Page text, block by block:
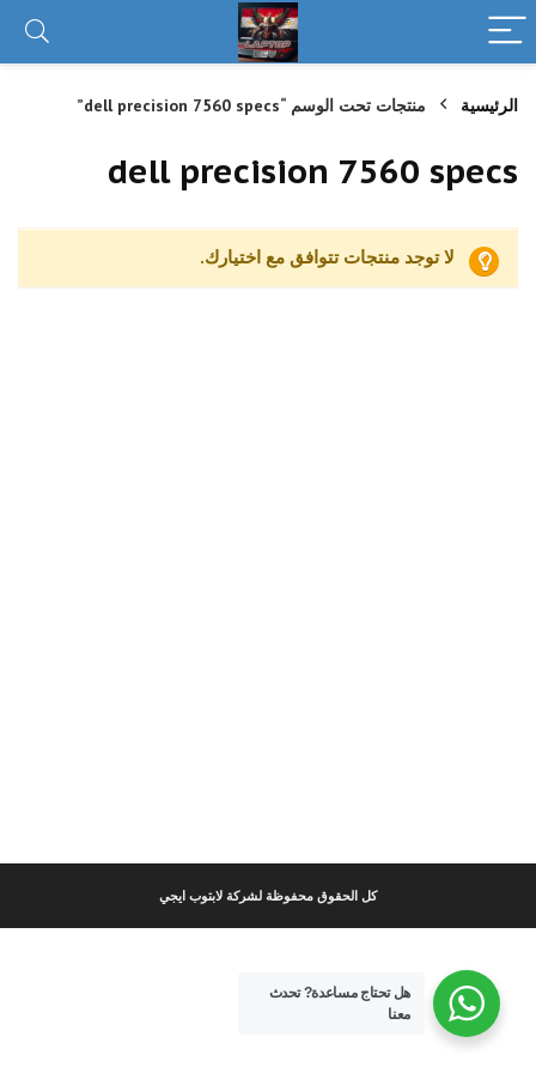
الرئيسية منتجات تحت الوسم “dell precision 7560 specs”
dell precision 7560 specs
لا توجد منتجات تتوافق مع اختيارك.
كل الحقوق محفوظة لشركة لابتوب ايجي
هل تحتاج مساعدة?تحدث
معنا